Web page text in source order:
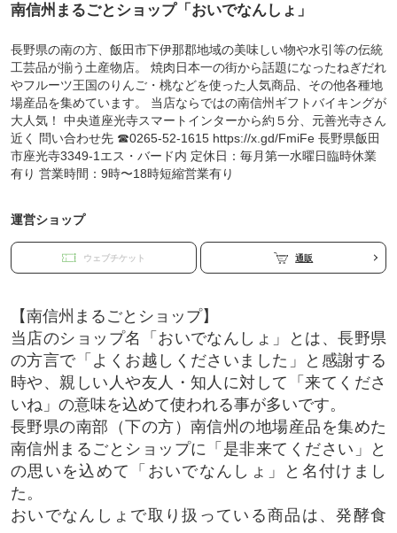
南信州まるごとショップ「おいでなんしょ」
長野県の南の方、飯田市下伊那郡地域の美味しい物や水引等の伝統
工芸品が揃う土産物店。 焼肉日本一の街から話題になったねぎだれ
やフルーツ王国のりんご・桃などを使った人気商品、その他各種地
場産品を集めています。 当店ならではの南信州ギフトバイキングが
大人気！ 中央道座光寺スマートインターから約５分、元善光寺さん
近く 問い合わせ先 ☎0265-52-1615 https://x.gd/FmiFe 長野県飯田
市座光寺3349-1エス・バード内 定休日：毎月第一水曜日臨時休業
有り 営業時間：9時〜18時短縮営業有り
運営ショップ
ウェブチケット 通販
【南信州まるごとショップ】
当店のショップ名「おいでなんしょ」とは、長野県
の方言で「よくお越しくださいました」と感謝する
時や、親しい人や友人・知人に対して「来てくださ
いね」の意味を込めて使われる事が多いです。
長野県の南部（下の方）南信州の地場産品を集めた
南信州まるごとショップに「是非来てください」と
の思いを込めて「おいでなんしょ」と名付けまし
た。
おいでなんしょで取り扱っている商品は、発酵食